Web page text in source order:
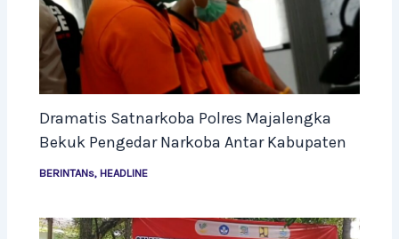
Dramatis Satnarkoba Polres Majalengka
Bekuk Pengedar Narkoba Antar Kabupaten
BERINTANs, HEADLINE